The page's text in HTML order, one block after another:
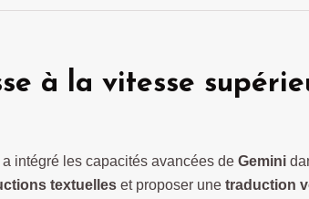
à la vitesse
a intégré les capacités avancées de Gemini
textuelles et proposer une traduction